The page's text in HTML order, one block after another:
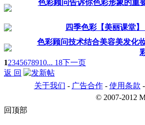
色彩顾问告诉你色彩形象的重
四季色彩【美丽课堂
色彩顾问技术结合美容美发化
12345678910... 18下一页
返 回
关于我们 - 广告合作- 使用条款 -
© 2007-2012
回顶部